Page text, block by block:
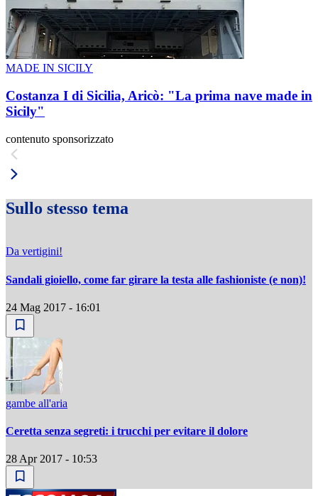
MADE IN SICILY
Costanza I di Sicilia, Aricò: "La prima nave made in
Sicily"
contenuto sponsorizzato
Sullo stesso tema
Da vertigini!
Sandali gioiello, come far girare la testa alle fashioniste (e non)!
24 Mag 2017 - 16:01
gambe all'aria
Ceretta senza segreti: i trucchi per evitare il dolore
28 Apr 2017 - 10:53